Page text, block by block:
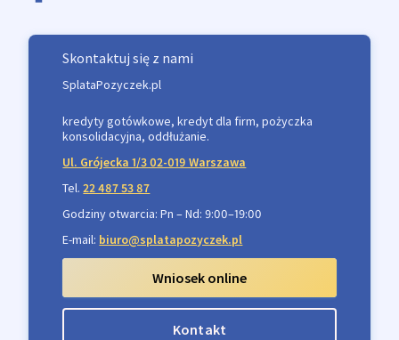
Skontaktuj się z nami
SplataPozyczek.pl
kredyty gotówkowe, kredyt dla firm, pożyczka
konsolidacyjna, oddłużanie.
Ul. Grójecka 1/3 02-019 Warszawa
Tel.22 487 53 87
Godziny otwarcia: Pn – Nd: 9:00–19:00
E-mail: biuro@splatapozyczek.pl
Wniosek online
Kontakt